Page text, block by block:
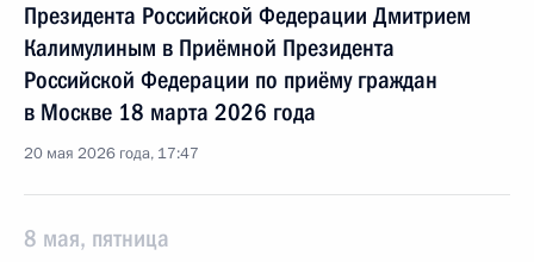
Президента Российской Федерации Дмитрием
Калимулиным в Приёмной Президента
Российской Федерации по приёму граждан
в Москве 18 марта 2026 года
20 мая 2026 года, 17:47
8 мая, пятница